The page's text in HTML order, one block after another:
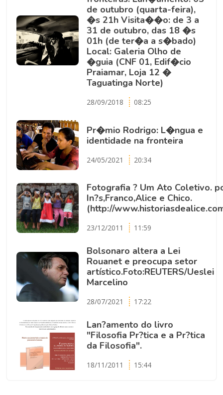
de outubro (quarta-feira),
�s 21h Visita��o: de 3 a
31 de outubro, das 18 �s
01h (de ter�a a s�bado)
Local: Galeria Olho de
�guia (CNF 01, Edif�cio
Praiamar, Loja 12 �
Taguatinga Norte)
28/09/2018 08:25
Pr�mio Rodrigo: L�ngua e
identidade na fronteira
24/05/2021 20:34
Fotografia ? Um Ato Coletivo.
In?s,Franco,Alice e Chico.
(http://
23/12/2011 11:59
Bolsonaro altera a Lei
Rouanet e preocupa setor
artístico.Foto:REUTERS/Ueslei
Marcelino
28/07/2021 17:22
Lan?amento do livro
"Filosofia Pr?tica e a Pr?tica
da Filosofia".
18/11/2011 15:44